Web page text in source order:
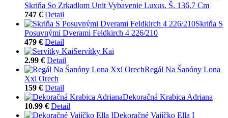
Skriňa So Zrkadlom Unit Vybavenie Luxus, Š. 136,7 Cm
747 € Detail
Skriňa S
Posuvnými Dverami Feldkirch 4 226/210
479 € Detail
Servítky Kai
2.99 € Detail
Regál Na Šanóny Lona
Xxl Orech
159 € Detail
Dekoračná Krabica Adriana
10.99 € Detail
Dekoračné Vajíčko Ella I